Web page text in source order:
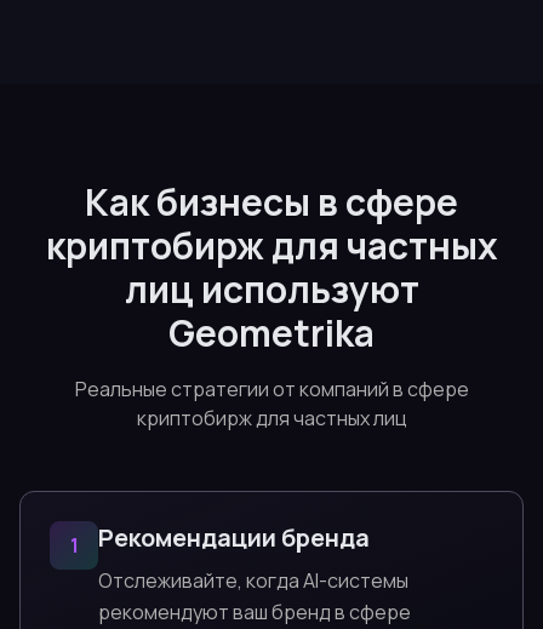
Как бизнесы в сфере
криптобирж для частных
лиц используют
Geometrika
Реальные стратегии от компаний в сфере
криптобирж для частных лиц
1 Рекомендации бренда
Отслеживайте, когда AI-системы
рекомендуют ваш бренд в сфере